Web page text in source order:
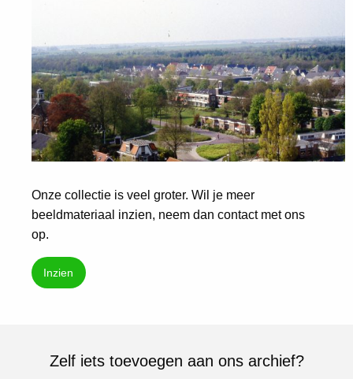
Onze collectie is veel groter. Wil je meer
beeldmateriaal inzien, neem dan contact met ons
op.
Inzien
Zelf iets toevoegen aan ons archief?